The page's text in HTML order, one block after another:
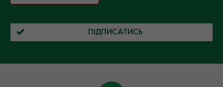
ПІДПИСАТИСЬ